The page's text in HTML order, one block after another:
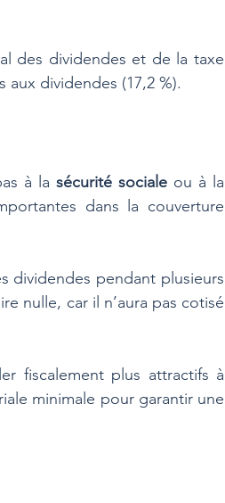
des dividendes et de la taxe
dividendes (17,2 %).
à la sécurité sociale
dans la couverture
dividendes pendant plusieurs
nulle, car il n’aura pas cotisé
fiscalement plus attractifs à
minimale pour garantir une